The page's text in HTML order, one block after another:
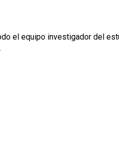
el equipo investigador del